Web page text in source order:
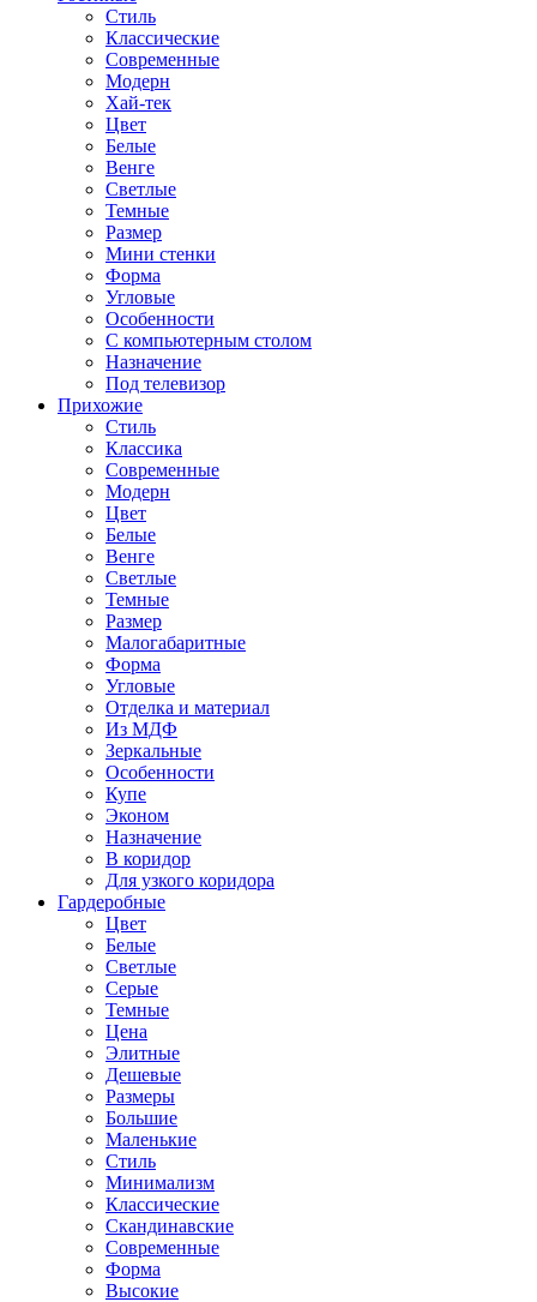
Стиль
Классические
Современные
Модерн
Хай-тек
Цвет
Белые
Венге
Светлые
Темные
Размер
Мини стенки
Форма
Угловые
Особенности
С компьютерным столом
Назначение
Под телевизор
Прихожие
Стиль
Классика
Современные
Модерн
Цвет
Белые
Венге
Светлые
Темные
Размер
Малогабаритные
Форма
Угловые
Отделка и материал
Из МДФ
Зеркальные
Особенности
Купе
Эконом
Назначение
В коридор
Для узкого коридора
Гардеробные
Цвет
Белые
Светлые
Серые
Темные
Цена
Элитные
Дешевые
Размеры
Большие
Маленькие
Стиль
Минимализм
Классические
Скандинавские
Современные
Форма
Высокие